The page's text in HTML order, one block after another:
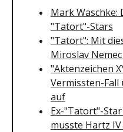
Mark Waschke:
"Tatort"-Stars
"Tatort": Mit
Miroslav
"Aktenzeichen
Vermissten-Fall
auf
Ex-"Tatort"-
musste Hartz